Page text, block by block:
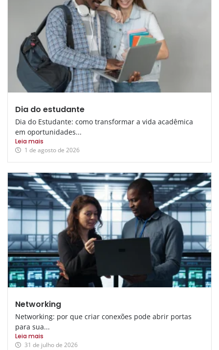
Dia do estudante
Dia do Estudante: como transformar a vida acadêmica
em oportunidades...
Leia mais
1 de agosto de 2026
Networking
Networking: por que criar conexões pode abrir portas
para sua...
Leia mais
31 de julho de 2026